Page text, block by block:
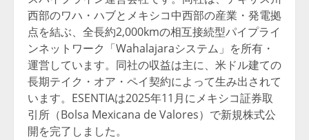
西部のワハ・ハブとメキシコ中西部の産業・発電拠
点を結ぶ、全長約2,000kmの相互接続型パイプライ
ンネットワーク「Wahalajaraシステム」を所有・
運営しています。同社の収益は主に、米ドル建ての
長期テイク・オア・ペイ契約によって生み出されて
います。ESENTIAは2025年11月にメキシコ証券取
引所（Bolsa Mexicana de Valores）で新規株式公
開を完了しました。